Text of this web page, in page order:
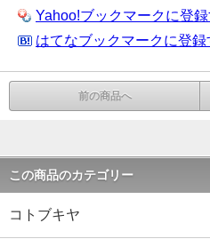
Yahoo!ブックマークに登録
はてなブックマークに登録
前の商品へ
この商品のカテゴリー
コトブキヤ